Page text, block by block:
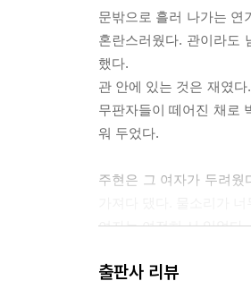
문밖으로 흘러 나가는 연
혼란스러웠다. 관이라도
했다.
관 안에 있는 것은 재였
무판자들이 떼어진 채로
워 두었다.
주현은 그 여자가 두려
여자는 여전히 서 있었다
여자가 입을 커다랗게 벌
출판사 리뷰